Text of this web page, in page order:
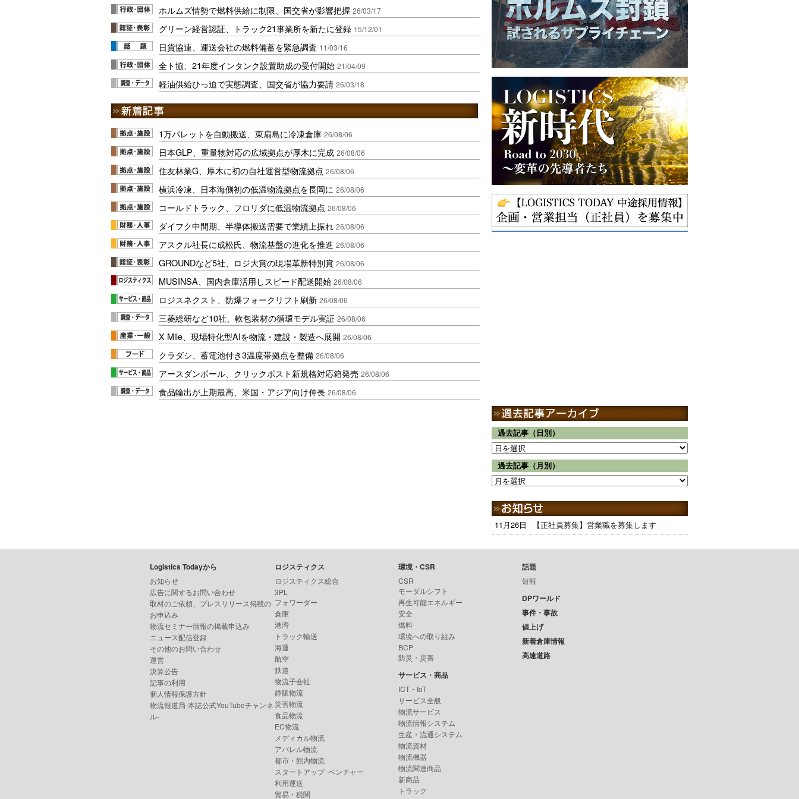
ホルムズ情勢で燃料供給に制限、国交省が影響把握 26/03/17
グリーン経営認証、トラック21事業所を新たに登録 15/12/01
日貨協連、運送会社の燃料備蓄を緊急調査 11/03/16
全ト協、21年度インタンク設置助成の受付開始 21/04/09
軽油供給ひっ迫で実態調査、国交省が協力要請 26/03/18
1万パレットを自動搬送、東扇島に冷凍倉庫 26/08/06
日本GLP、重量物対応の広域拠点が厚木に完成 26/08/06
住友林業G、厚木に初の自社運営型物流拠点 26/08/06
横浜冷凍、日本海側初の低温物流拠点を長岡に 26/08/06
コールドトラック、フロリダに低温物流拠点 26/08/06
ダイフク中間期、半導体搬送需要で業績上振れ 26/08/06
アスクル社長に成松氏、物流基盤の進化を推進 26/08/06
GROUNDなど5社、ロジ大賞の現場革新特別賞 26/08/06
MUSINSA、国内倉庫活用しスピード配送開始 26/08/06
ロジスネクスト、防爆フォークリフト刷新 26/08/06
三菱総研など10社、軟包装材の循環モデル実証 26/08/06
X Mile、現場特化型AIを物流・建設・製造へ展開 26/08/06
クラダシ、蓄電池付き3温度帯拠点を整備 26/08/06
アースダンボール、クリックポスト新規格対応箱発売 26/08/06
食品輸出が上期最高、米国・アジア向け伸長 26/08/06
過去記事（日別）
過去記事（月別）
11月26日 【正社員募集】営業職を募集します
Logistics Todayから
お知らせ
広告に関するお問い合わせ
取材のご依頼、プレスリリース掲載の
お申込み
物流セミナー情報の掲載申込み
ニュース配信登録
その他のお問い合わせ
運営
決算公告
記事の利用
個人情報保護方針
物流報道局-本誌公式YouTubeチャンネ
ル-
ロジスティクス
ロジスティクス総合
3PL
フォワーダー
倉庫
港湾
トラック輸送
海運
航空
鉄道
物流子会社
静脈物流
災害物流
食品物流
EC物流
メディカル物流
アパレル物流
都市・館内物流
スタートアップ･ベンチャー
利用運送
貿易・税関
環境・CSR
CSR
モーダルシフト
再生可能エネルギー
安全
燃料
環境への取り組み
BCP
防災・災害
サービス・商品
ICT・IoT
サービス全般
物流サービス
物流情報システム
生産・流通システム
物流資材
物流機器
物流関連商品
新商品
トラック
話題
短報
DPワールド
事件・事故
値上げ
新着倉庫情報
高速道路